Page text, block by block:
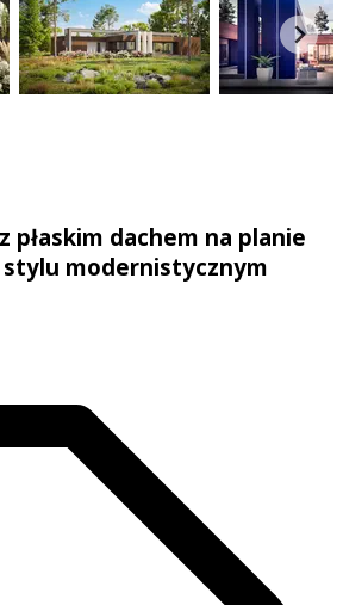
płaskim dachem na planie
modernistycznym